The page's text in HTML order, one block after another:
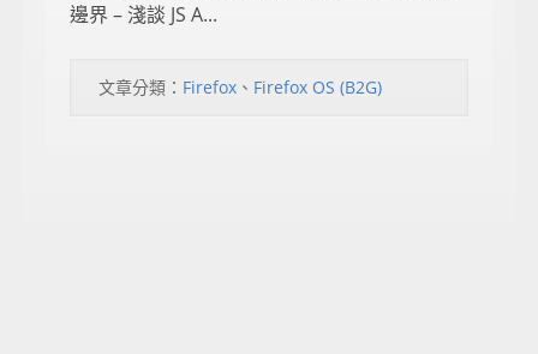
邊界 – 淺談 JS A...
文章分類： Firefox 、 Firefox OS (B2G)